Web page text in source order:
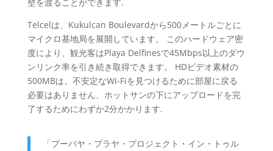
Telcelは、Kukulcan Boulevardから500メートルごとに
マイクロ基地局を展開しています。 このハードウェア密
度により、観光客はPlaya Delfinesで45Mbps以上のダウ
ンリンク率を引き続き取得できます。 HDビデオ素材の
500MBは、不安定なWi-Fiを見つけるために部屋に戻る
必要はありません、ホットサンの下にアップロードを完
了するためにわずか2分かかります.
「プーパヤ・プラヤ・プロジェクト・イン・トゥル